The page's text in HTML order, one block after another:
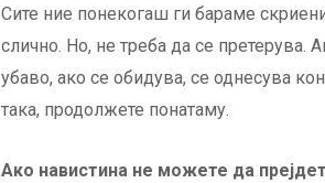
Сите ние понекогаш ги бараме
слично. Но, не треба да се претерува.
убаво, ако се обидува, се однесува
така, продолжете понатаму.
Ако навистина не можете да